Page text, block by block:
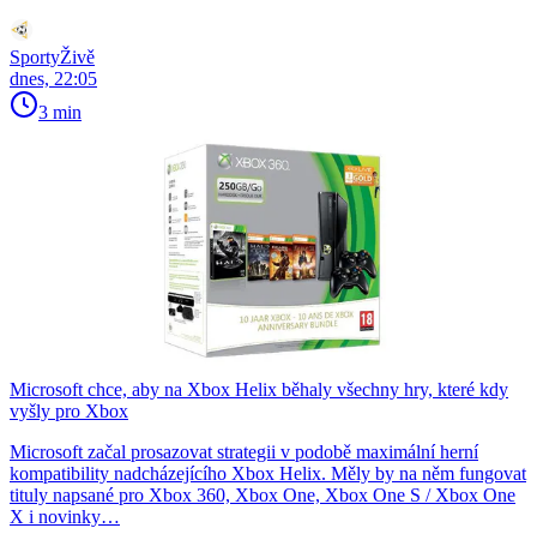
SportyŽivě
dnes, 22:05
3 min
Microsoft chce, aby na Xbox Helix běhaly všechny hry, které kdy
vyšly pro Xbox
Microsoft začal prosazovat strategii v podobě maximální herní
kompatibility nadcházejícího Xbox Helix. Měly by na něm fungovat
tituly napsané pro Xbox 360, Xbox One, Xbox One S / Xbox One
X i novinky…